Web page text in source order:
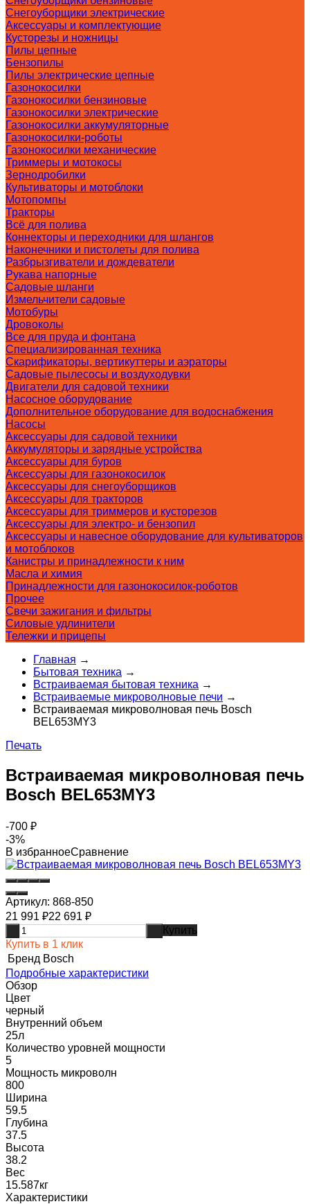
Снегоуборщики электрические
Аксессуары и комплектующие
Кусторезы и ножницы
Пилы цепные
Бензопилы
Пилы электрические цепные
Газонокосилки
Газонокосилки бензиновые
Газонокосилки электрические
Газонокосилки аккумуляторные
Газонокосилки-роботы
Газонокосилки механические
Триммеры и мотокосы
Зернодробилки
Культиваторы и мотоблоки
Мотопомпы
Тракторы
Всё для полива
Коннекторы и переходники для шлангов
Наконечники и пистолеты для полива
Разбрызгиватели и дождеватели
Рукава напорные
Садовые шланги
Измельчители садовые
Мотобуры
Дровоколы
Все для пруда и фонтана
Специализированная техника
Скарификаторы, вертикуттеры и аэраторы
Садовые пылесосы и воздуходувки
Двигатели для садовой техники
Насосное оборудование
Дополнительное оборудование для водоснабжения
Насосы
Аксессуары для садовой техники
Аккумуляторы и зарядные устройства
Аксессуары для буров
Аксессуары для газонокосилок
Аксессуары для снегоуборщиков
Аксессуары для тракторов
Аксессуары для триммеров и кусторезов
Аксессуары для электро- и бензопил
Аксессуары и навесное оборудование для культиваторов
и мотоблоков
Канистры и принадлежности к ним
Масла и химия
Принадлежности для газонокосилок-роботов
Прочее
Свечи зажигания и фильтры
Силовые удлинители
Тележки и прицепы
Главная →
Бытовая техника →
Встраиваемая бытовая техника →
Встраиваемые микроволновые печи →
Встраиваемая микроволновая печь Bosch
BEL653MY3
Печать
Встраиваемая микроволновая печь
Bosch BEL653MY3
-700 ₽
-3%
В избранноеСравнение
Артикул: 868-850
21 991 ₽22 691 ₽
Купить
Купить в 1 клик
Бренд Bosch
Подробные характеристики
Обзор
Цвет
черный
Внутренний объем
25л
Количество уровней мощности
5
Мощность микроволн
800
Ширина
59.5
Глубина
37.5
Высота
38.2
Вес
15.587кг
Характеристики